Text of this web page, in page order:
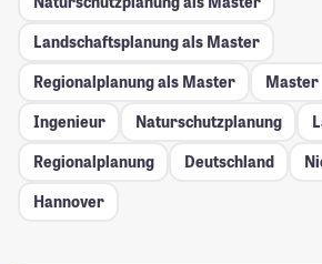
Landschaftsplanung als Master
Regionalplanung als Master
Master
Ingenieur
Naturschutzplanung
Regionalplanung
Deutschland
Hannover